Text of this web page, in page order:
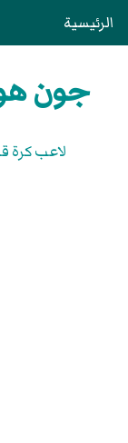
الرئيسية
جون
لاعب كرة